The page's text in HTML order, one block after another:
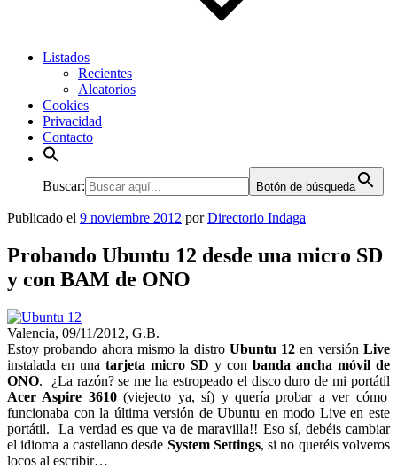
Listados
Recientes
Aleatorios
Cookies
Privacidad
Contacto
Buscar: Botón de búsqueda
Publicado el 9 noviembre 2012 porDirectorio Indaga
Probando Ubuntu 12 desde una micro SD
y con BAM de ONO
Valencia, 09/11/2012, G.B.
Estoy probando ahora mismo la distroUbuntu 12 en versiónLive
instalada en una tarjeta micro SD y con banda ancha móvil de
ONO. ¿La razón? se me ha estropeado el disco duro de mi portátil
Acer Aspire 3610(viejecto ya, sí) y quería probar a ver cómo
funcionaba con la última versión de Ubuntu en modo Live en este
portátil. La verdad es que va de maravilla!! Eso sí, debéis cambiar
el idioma a castellano desde System Settings, si no queréis volveros
locos al escribir…